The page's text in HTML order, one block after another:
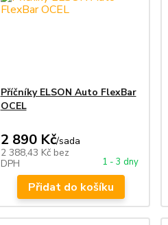
Příčníky ELSON Auto FlexBar
OCEL
2 890 Kč/sada
2 388,43 Kč bez
DPH
1 - 3 dny
Přidat do košíku